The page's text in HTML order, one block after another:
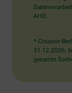
AHD.
* Coupon-
31.12.2026.
gesamte